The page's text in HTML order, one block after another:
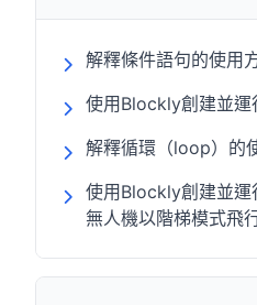
解釋條件語句的使用
使用Blockly創建並運
解釋循環（loop）的
使用Blockly創建並運
無人機以階梯模式飛